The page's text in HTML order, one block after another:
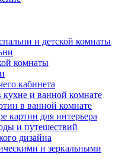
и детской комнаты
комнаты
кабинета
и ванной комнате
в ванной комнате
картин для интерьера
и путешествий
дизайна
и зеркальными